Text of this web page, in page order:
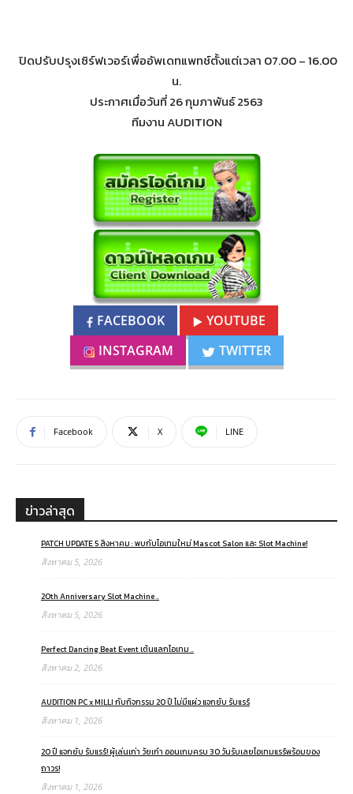
ปิดปรับปรุงเซิร์ฟเวอร์เพื่ออัพเดทแพทช์ตั้งแต่เวลา 07.00 – 16.00
น.
ประกาศเมื่อวันที่ 26 กุมภาพันธ์ 2563
ทีมงาน AUDITION
FACEBOOK
YOUTUBE
INSTAGRAM
TWITTER
Facebook X LINE
ข่าวล่าสุด
PATCH UPDATE 5 สิงหาคม : พบกับไอเทมใหม่ Mascot Salon และ Slot Machine!
สิงหาคม 5, 2026
20th Anniversary Slot Machine ..
สิงหาคม 5, 2026
Perfect Dancing Beat Event เต้นแลกไอเทม ..
สิงหาคม 2, 2026
AUDITION PC x MILLI กับกิจกรรม 20 ปี ไม่มีแผ่ว แจกยับ รับแรร์
สิงหาคม 1, 2026
20 ปี แจกยับ รับแรร์! ผู้เล่นเก่า วัยเก๋า ออนเกมครบ 30 วันรับเลยไอเทมแรร์พร้อมของ
ถาวร!
สิงหาคม 1, 2026